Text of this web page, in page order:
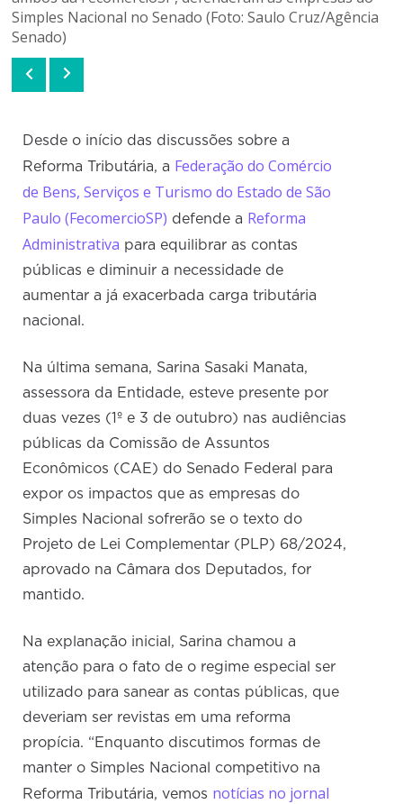
Simples Nacional no Senado (Foto: Saulo Cruz/Agência
Senado)
Desde o início das discussões sobre a
Reforma Tributária, a Federação do Comércio
de Bens, Serviços e Turismo do Estado de São
Paulo (FecomercioSP) defende a Reforma
Administrativa para equilibrar as contas
públicas e diminuir a necessidade de
aumentar a já exacerbada carga tributária
nacional.
Na última semana, Sarina Sasaki Manata,
assessora da Entidade, esteve presente por
duas vezes (1º e 3 de outubro) nas audiências
públicas da Comissão de Assuntos
Econômicos (CAE) do Senado Federal para
expor os impactos que as empresas do
Simples Nacional sofrerão se o texto do
Projeto de Lei Complementar (PLP) 68/2024,
aprovado na Câmara dos Deputados, for
mantido.
Na explanação inicial, Sarina chamou a
atenção para o fato de o regime especial ser
utilizado para sanear as contas públicas, que
deveriam ser revistas em uma reforma
propícia. “Enquanto discutimos formas de
manter o Simples Nacional competitivo na
Reforma Tributária, vemos notícias no jornal